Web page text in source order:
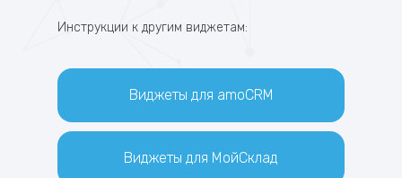
Инструкции к другим виджетам:
Виджеты для amoCRM
Виджеты для МойСклад